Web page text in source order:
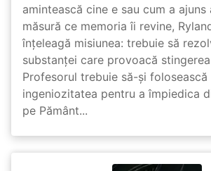
amintească cine e sau cum a ajuns
măsură ce memoria îi revine,
înțeleagă misiunea: trebuie să
substanței care provoacă
Profesorul trebuie să-și
ingeniozitatea pentru a împiedica
pe Pământ...